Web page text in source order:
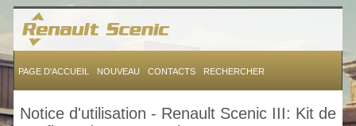
PAGE D'ACCUEIL NOUVEAU CONTACTS RECHERCHER
Notice d'utilisation - Renault Scenic III: Kit de